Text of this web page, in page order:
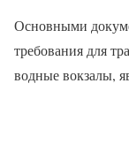
️Основными
требования для
водные вокзалы,